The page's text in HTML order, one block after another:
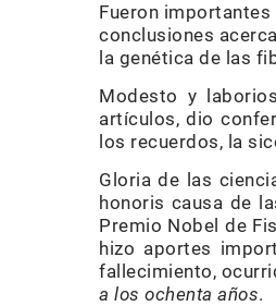
Fueron
conclusiones
la genética de las
Modesto y
artículos, dio
los recuerdos, la
Gloria de las
honoris causa de
Premio Nobel de
hizo aportes
fallecimiento,
a los ochenta años.